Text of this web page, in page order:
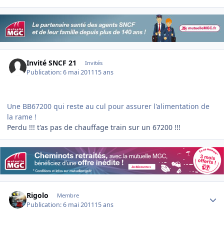
Invité SNCF 21 Invités
Publication:6 mai 201115 ans
Une BB67200 qui reste au cul pour assurer l'alimentation de
la rame !
Perdu !!! t'as pas de chauffage train sur un 67200 !!!
Rigolo Membre
Publication:6 mai 201115 ans